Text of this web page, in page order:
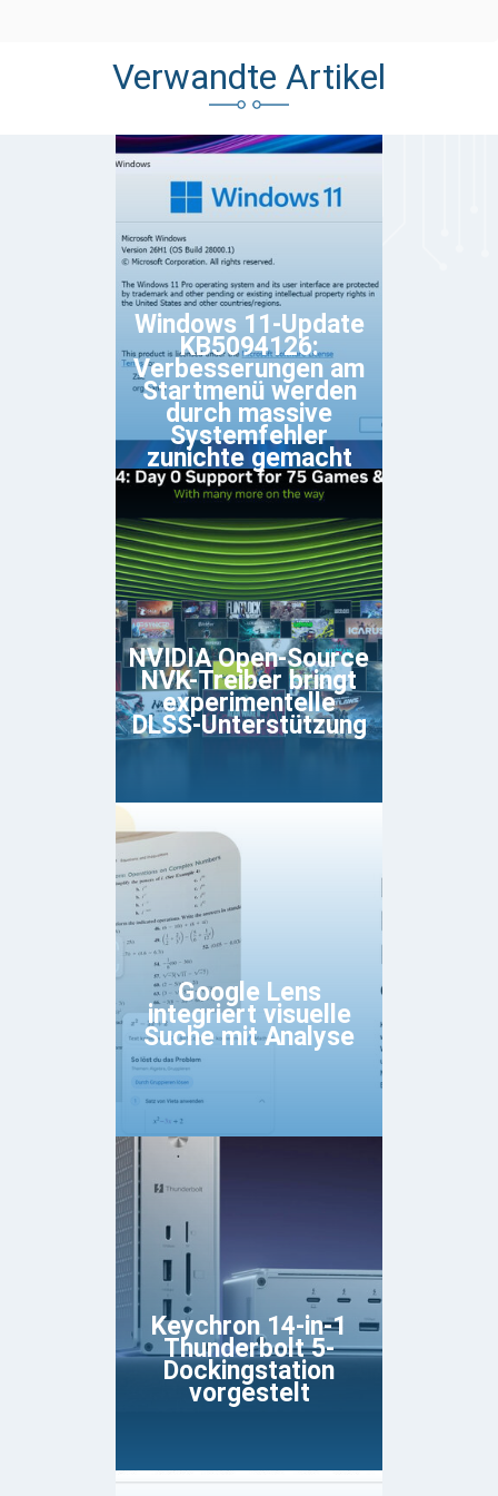
Verwandte Artikel
Windows 11-Update
KB5094126:
Verbesserungen am
Startmenü werden
durch massive
Systemfehler
zunichte gemacht
NVIDIA Open-Source
NVK-Treiber bringt
experimentelle
DLSS-Unterstützung
Google Lens
integriert visuelle
Suche mit Analyse
Keychron 14-in-1
Thunderbolt 5-
Dockingstation
vorgestelt